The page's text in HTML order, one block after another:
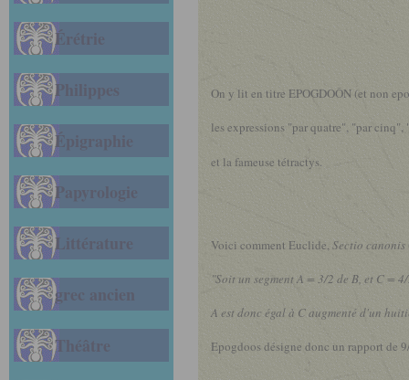
Érétrie
Philippes
Épigraphie
Papyrologie
Littérature
grec ancien
Théâtre
On y lit en titre EPOGDOÔN (et non
les expressions "par quatre", "par cinq",
et la fameuse tétractys.
Voici comment Euclide, Sectio canonis
"Soit un segment A = 3/2 de B, et C =
A est donc égal à C augmenté d'un
Epogdoos désigne donc un rapport de